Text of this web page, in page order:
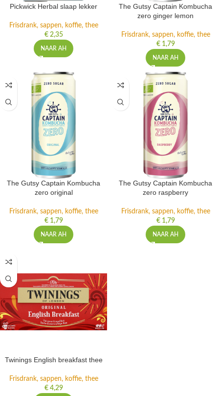
Pickwick Herbal slaap lekker
Frisdrank, sappen, koffie, thee
€2,35
NAAR AH
The Gutsy Captain Kombucha
zero ginger lemon
Frisdrank, sappen, koffie, thee
€1,79
NAAR AH
The Gutsy Captain Kombucha
zero original
Frisdrank, sappen, koffie, thee
€1,79
NAAR AH
The Gutsy Captain Kombucha
zero raspberry
Frisdrank, sappen, koffie, thee
€1,79
NAAR AH
Twinings English breakfast thee
Frisdrank, sappen, koffie, thee
€4,29